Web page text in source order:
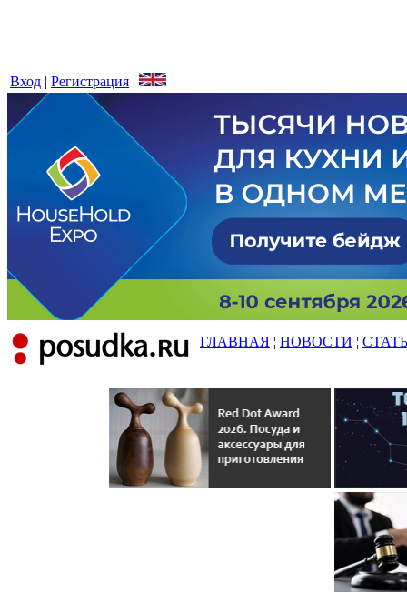
Вход | Регистрация |
ГЛАВНАЯ ¦ НОВОСТИ ¦